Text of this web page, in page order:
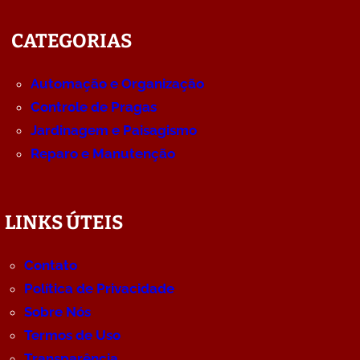
CATEGORIAS
Automação e Organização
Controle de Pragas
Jardinagem e Paisagismo
Reparo e Manutenção
LINKS ÚTEIS
Contato
Política de Privacidade
Sobre Nós
Termos de Uso